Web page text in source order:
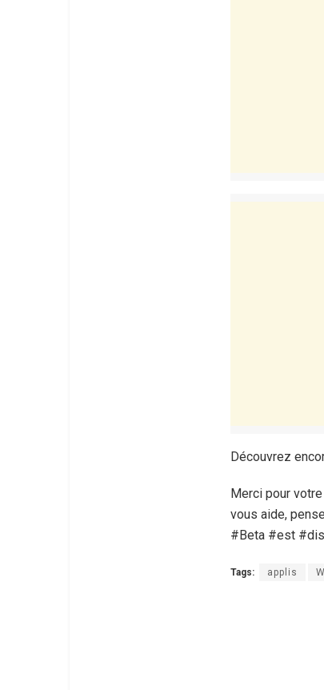
Découvrez
Merci pour
vous aide,
#Beta #est
Tags: applis